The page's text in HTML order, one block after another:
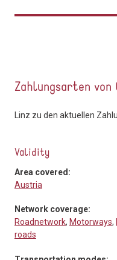
Zahlungsarten von
Linz zu den aktuellen
Validity
Area covered:
Austria
Network coverage:
Roadnetwork, Motorways,
roads